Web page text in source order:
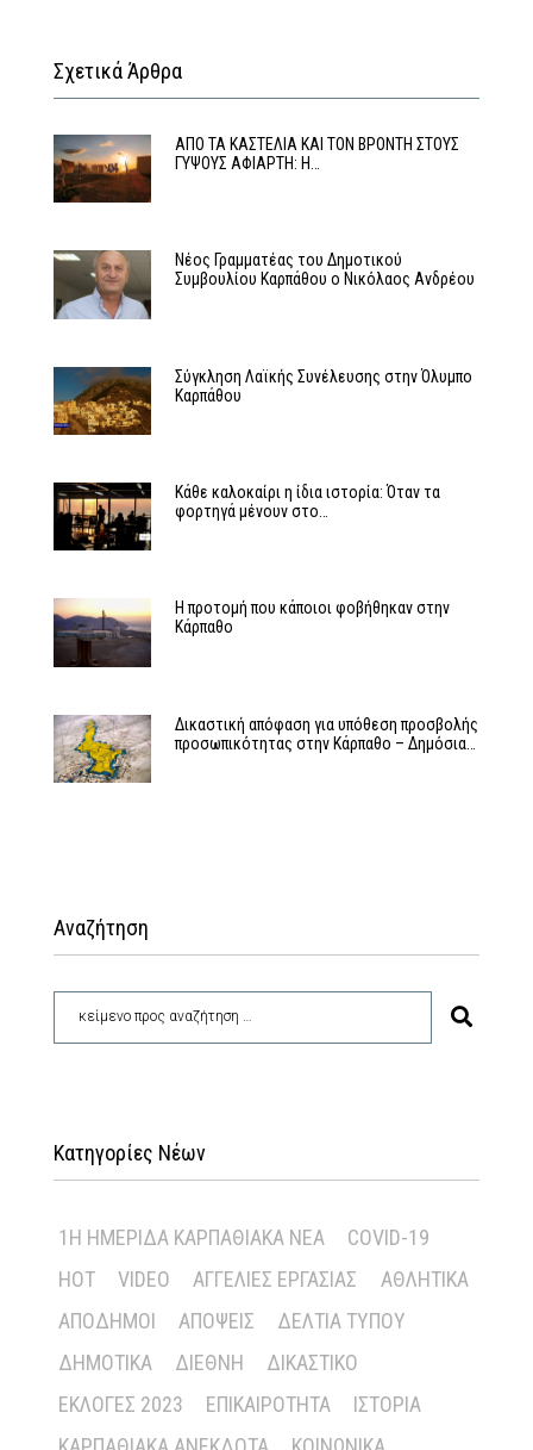
Σχετικά Άρθρα
ΑΠΟ ΤΑ ΚΑΣΤΕΛΙΑ ΚΑΙ ΤΟΝ ΒΡΟΝΤΗ ΣΤΟΥΣ
ΓΥΨΟΥΣ ΑΦΙΑΡΤΗ: Η…
Νέος Γραμματέας του Δημοτικού
Συμβουλίου Καρπάθου ο Νικόλαος Ανδρέου
Σύγκληση Λαϊκής Συνέλευσης στην Όλυμπο
Καρπάθου
Κάθε καλοκαίρι η ίδια ιστορία: Όταν τα
φορτηγά μένουν στο…
Η προτομή που κάποιοι φοβήθηκαν στην
Κάρπαθο
Δικαστική απόφαση για υπόθεση προσβολής
προσωπικότητας στην Κάρπαθο – Δημόσια…
Αναζήτηση
Κατηγορίες Νέων
1Η ΗΜΕΡΊΔΑ ΚΑΡΠΑΘΙΑΚΆ ΝΈΑ
COVID-19
HOT
VIDEO ΑΓΓΕΛΊΕΣ ΕΡΓΑΣΊΑΣ
ΑΘΛΗΤΙΚΆ
ΑΠΌΔΗΜΟΙ
ΑΠΌΨΕΙΣ
ΔΕΛΤΊΑ ΤΎΠΟΥ
ΔΗΜΟΤΙΚΆ
ΔΙΕΘΝΉ
ΔΙΚΑΣΤΙΚΌ
ΕΚΛΟΓΈΣ 2023
ΕΠΙΚΑΙΡΌΤΗΤΑ
ΙΣΤΟΡΊΑ